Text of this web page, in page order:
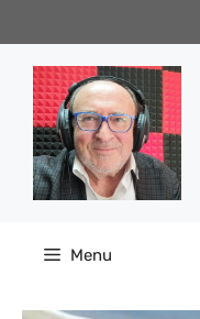
al
contenuto
Menu